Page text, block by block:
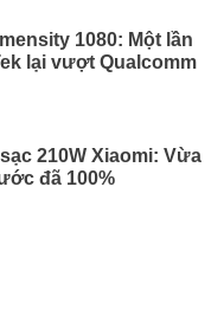
1080: Một lần
lại vượt Qualcomm
210W Xiaomi: Vừa
đã 100%